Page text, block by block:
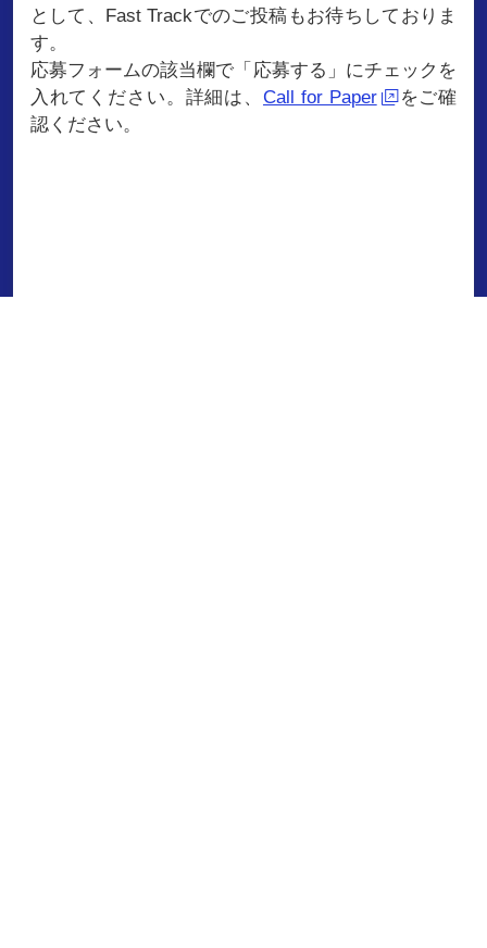
として、Fast Trackでのご投稿もお待ちしておりま
す。
応募フォームの該当欄で「応募する」にチェックを
入れてください。詳細は、 Call for Paper
をご確
認ください。